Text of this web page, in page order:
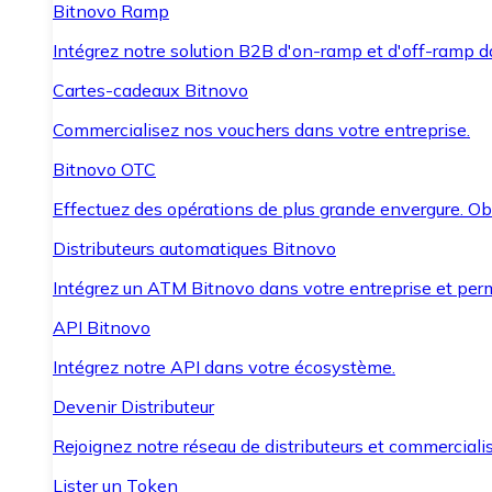
Bitnovo Ramp
Intégrez notre solution B2B d'on-ramp et d'off-ramp
Cartes-cadeaux Bitnovo
Commercialisez nos vouchers dans votre entreprise.
Bitnovo OTC
Effectuez des opérations de plus grande envergure.
Distributeurs automatiques Bitnovo
Intégrez un ATM Bitnovo dans votre entreprise et
API Bitnovo
Intégrez notre API dans votre écosystème.
Devenir Distributeur
Rejoignez notre réseau de distributeurs et
Lister un Token